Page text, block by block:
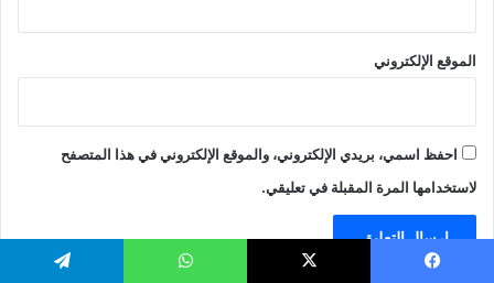
الموقع الإلكتروني
احفظ اسمي، بريدي الإلكتروني، والموقع الإلكتروني في هذا المتصفح
لاستخدامها المرة المقبلة في تعليقي.